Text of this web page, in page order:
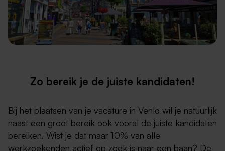
Zo bereik je de juiste kandidaten!
Bij het plaatsen van je vacature in Venlo wil je natuurlijk
naast een groot bereik ook vooral de juiste kandidaten
bereiken. Wist je dat maar 10% van alle
werkzoekenden actief op zoek is naar een baan? De